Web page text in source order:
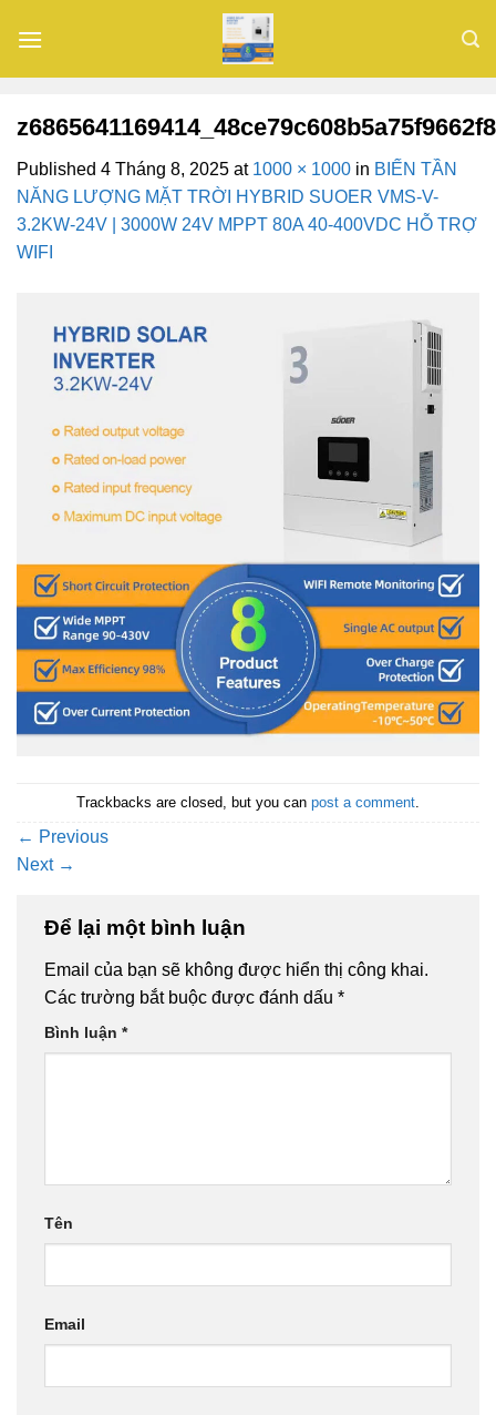
Published 4 Tháng 8, 2025 at 1000 × 1000 in BIẾN TẦN
NĂNG LƯỢNG MẶT TRỜI HYBRID SUOER VMS-V-
3.2KW-24V | 3000W 24V MPPT 80A 40-400VDC HỖ TRỢ
WIFI
Trackbacks are closed, but you can post a comment
← Previous
Next →
Để lại một bình luận
Email của bạn sẽ không được hiển thị công khai.
Các trường bắt buộc được đánh dấu *
Bình luận *
Tên
Email